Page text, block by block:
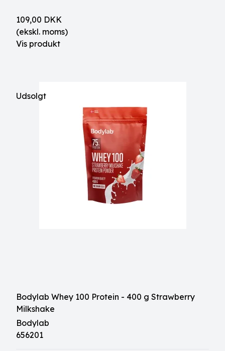
109,00 DKK
(ekskl. moms)
Vis produkt
Udsolgt
Bodylab Whey 100 Protein - 400 g Strawberry
Milkshake
Bodylab
656201